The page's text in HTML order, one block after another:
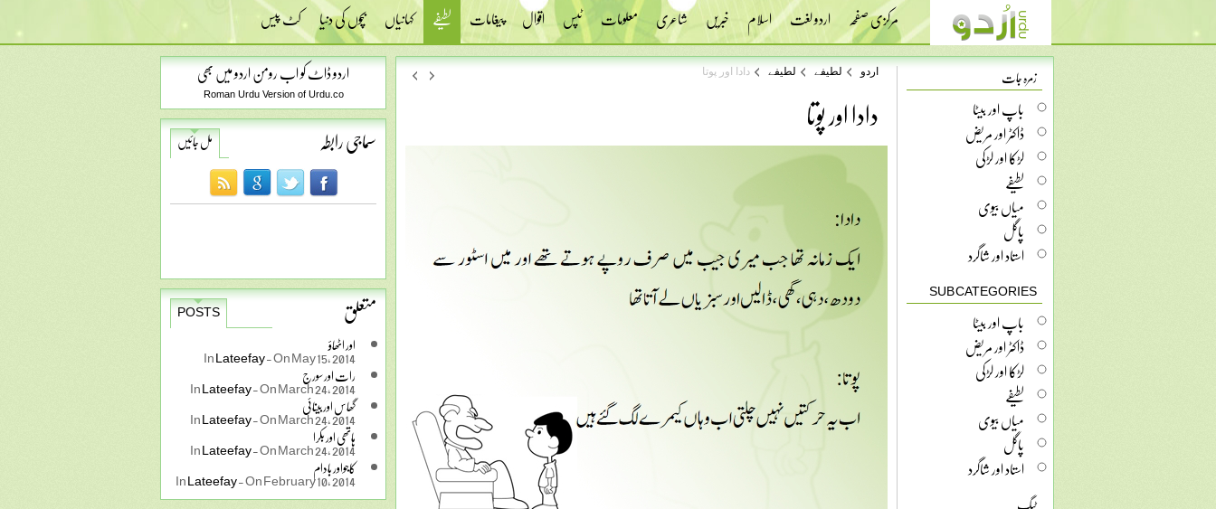
مرکزی صفحہ اردو لغت اسلام خبریں شاعری معلومات ٹپس اقوال پیغامات لطیفے کہانیاں بچوں کی دنیا کٹ پیس
اردو ڈاٹ کو اب رومن اردو میں بھی
Roman Urdu Version of Urdu.co
سماجی رابطہ مل جائیں
متعلق
POSTS
اور اٹھاؤ
InLateefay-On May 15, 2014
رات اور سورج InLateefay-On March 24, 2014
گھاس اور بینائی InLateefay-On March 24, 2014
ہاتھی اور بکرا InLateefay-On March 24, 2014
کاجواور بادام InLateefay-On February 10, 2014
اردو لطیفے لطیفے دادا اور پوتا
دادا اور پوتا
زمرہ جات
باپ اور بیٹا
ڈاکٹر اور مریض
لڑکا اور لڑکی
لطیفے
میاں بیوی
پاگل
استاد اور شاگرد
SUB CATEGORIES
باپ اور بیٹا
ڈاکٹر اور مریض
لڑکا اور لڑکی
لطیفے
میاں بیوی
پاگل
استاد اور شاگرد